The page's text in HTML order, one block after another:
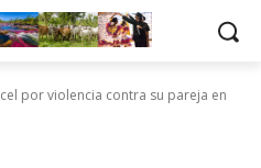
por violencia contra su pareja en